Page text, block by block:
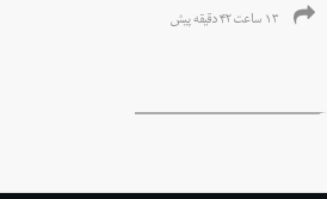
۱۳ ساعت ۴۲ دقیقه پیش